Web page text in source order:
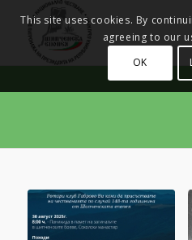
This site uses cookies. By
agreeing to our
OK